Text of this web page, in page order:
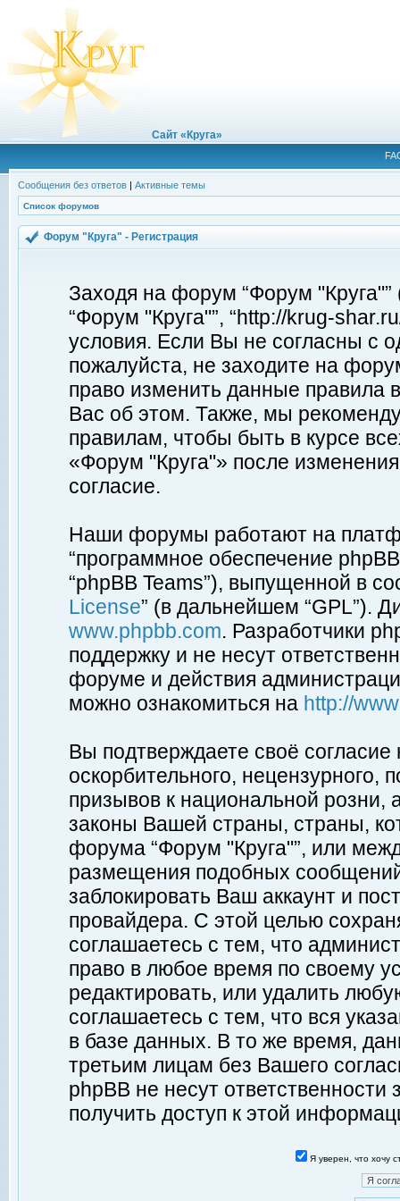
Сайт «Круга»
Сообщения без ответов | Активные темы
Список форумов
Форум "Круга" - Регистрация
Заходя на форум “Форум
“Форум "Круга"”, “http://krug-
условия. Если Вы не согласны с
пожалуйста, не заходите на
право изменить данные правила
Вас об этом. Также, мы
правилам, чтобы быть в курсе
«Форум "Круга"» после
согласие.
Наши форумы работают на
“программное обеспечение
“phpBB Teams”), выпущенной в
License” (в дальнейшем “GPL”).
www.phpbb.com. Разработчики
поддержку и не несут
форуме и действия
можно ознакомиться на http://
Вы подтверждаете своё
оскорбительного, нецензурного,
призывов к национальной
законы Вашей страны, страны,
форума “Форум "Круга"”, или
размещения подобных
заблокировать Ваш аккаунт и
провайдера. С этой целью
соглашаетесь с тем, что
право в любое время по своему
редактировать, или удалить
соглашаетесь с тем, что вся
в базе данных. В то же время,
третьим лицам без Вашего
phpBB не несут ответственности
получить доступ к этой
Я уверен, что хочу